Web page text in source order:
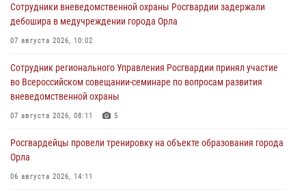
Сотрудники вневедомственной охраны Росгвардии задержали
дебошира в медучреждении города Орла
07 августа 2026, 10:02
Сотрудник регионального Управления Росгвардии принял участие
во Всероссийском совещании-семинаре по вопросам развития
вневедомственной охраны
07 августа 2026, 08:11 5
Росгвардейцы провели тренировку на объекте образования города
Орла
06 августа 2026, 14:11